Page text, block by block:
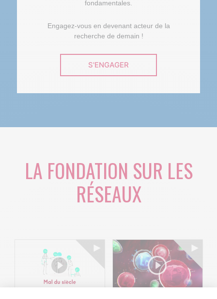
fondamentales.
Engagez-vous en devenant acteur de la
recherche de demain !
S'ENGAGER
LA FONDATION SUR LES
RÉSEAUX